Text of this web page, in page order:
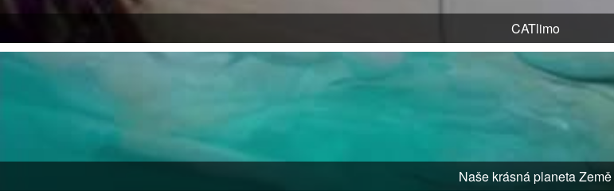
CATlimo
Naše krásná planeta Země